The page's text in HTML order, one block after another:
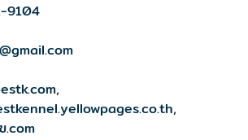
9104
,
,
.com